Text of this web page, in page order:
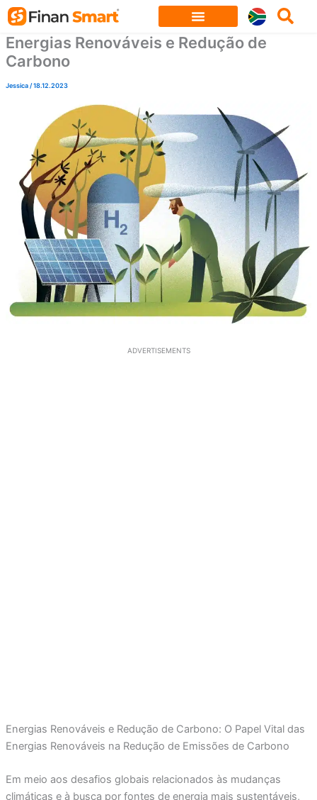
Skip
content
Energias Renováveis e Redução de
Carbono
Jessica/18.12.2023
ADVERTISEMENTS
Energias Renováveis e Redução de Carbono: O Papel Vital das
Energias Renováveis na Redução de Emissões de Carbono
Em meio aos desafios globais relacionados às mudanças
climáticas e à busca por fontes de energia mais sustentáveis,